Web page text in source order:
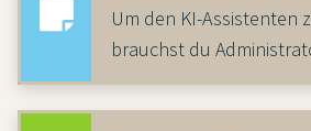
Um den KI-Assistenten
brauchst du